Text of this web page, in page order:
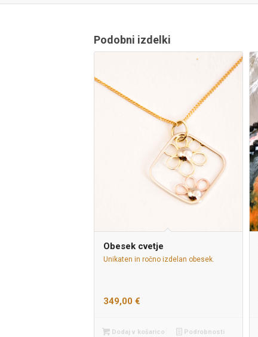
Podobni izdelki
Obesek cvetje
Unikaten in ročno izdelan obesek.
349,00 €
Dodaj v košarico Podrobnosti